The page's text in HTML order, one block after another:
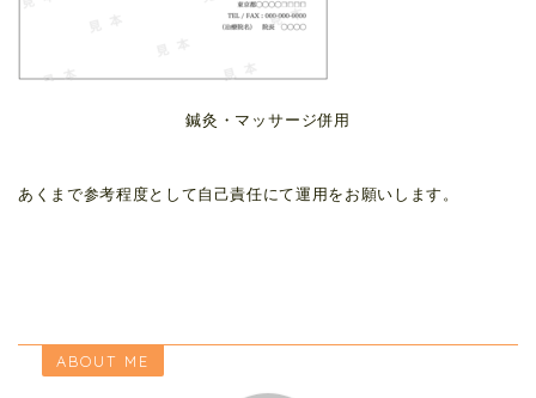
鍼灸・マッサージ併用
あくまで参考程度として自己責任にて運用をお願いします。
ABOUT ME